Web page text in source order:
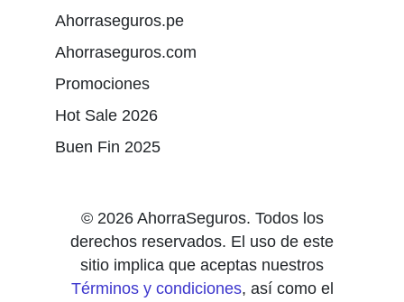
Ahorraseguros.pe
Ahorraseguros.com
Promociones
Hot Sale 2026
Buen Fin 2025
© 2026 AhorraSeguros. Todos los
derechos reservados. El uso de este
sitio implica que aceptas nuestros
Términos y condiciones, así como el